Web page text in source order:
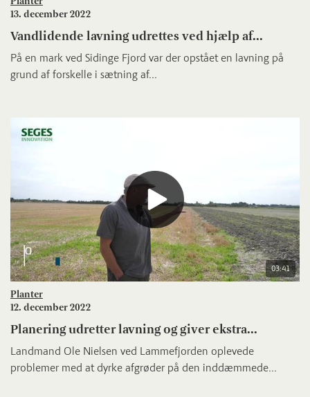
13. december 2022
Vandlidende lavning udrettes ved hjælp af...
På en mark ved Sidinge Fjord var der opstået en lavning på
grund af forskelle i sætning af...
03:41
Planter
12. december 2022
Planering udretter lavning og giver ekstra...
Landmand Ole Nielsen ved Lammefjorden oplevede
problemer med at dyrke afgrøder på den inddæmmede...